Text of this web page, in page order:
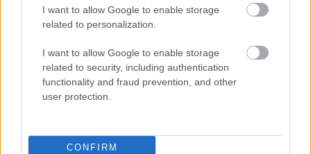
I want to allow Google to enable storage
related to personalization.
I want to allow Google to enable storage
related to security, including authentication
functionality and fraud prevention, and other
user protection.
CONFIRM